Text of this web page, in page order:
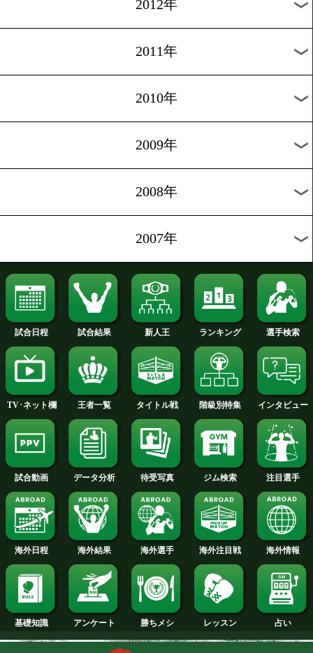
2020年
2019年
2018年
2017年
2016年
2015年
2014年
2013年
2012年
2011年
2010年